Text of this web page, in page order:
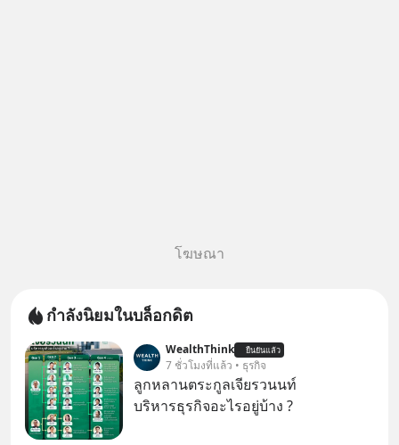
โฆษณา
กำลังนิยมในบล็อกดิต
WealthThink ยืนยันแล้ว
7 ชั่วโมงที่แล้ว • ธุรกิจ
ลูกหลานตระกูลเจียรวนนท์
บริหารธุรกิจอะไรอยู่บ้าง ?